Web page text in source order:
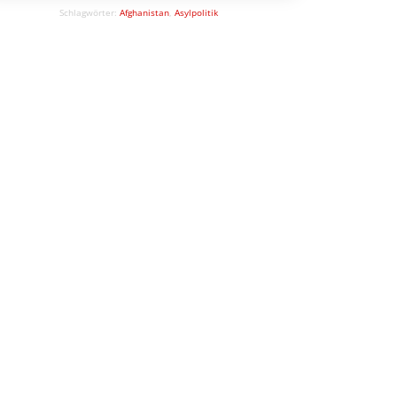
Aufnahme die Bundesregierung im Rahmen
Schlagwörter: Afghanistan, Asylpolitik